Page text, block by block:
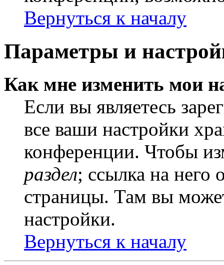
Вернуться к началу
Параметры и
Как мне изменить мои
Если вы являетесь
все ваши настройки
конференции. Чтобы
раздел; ссылка на него
страницы. Там вы
настройки.
Вернуться к началу